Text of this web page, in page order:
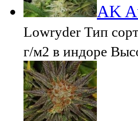
AK
Lowryder Тип
г/м2 в индоре